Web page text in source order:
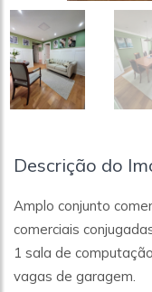
Descrição do
Amplo conjunto
comerciais
1 sala de
vagas de garagem.